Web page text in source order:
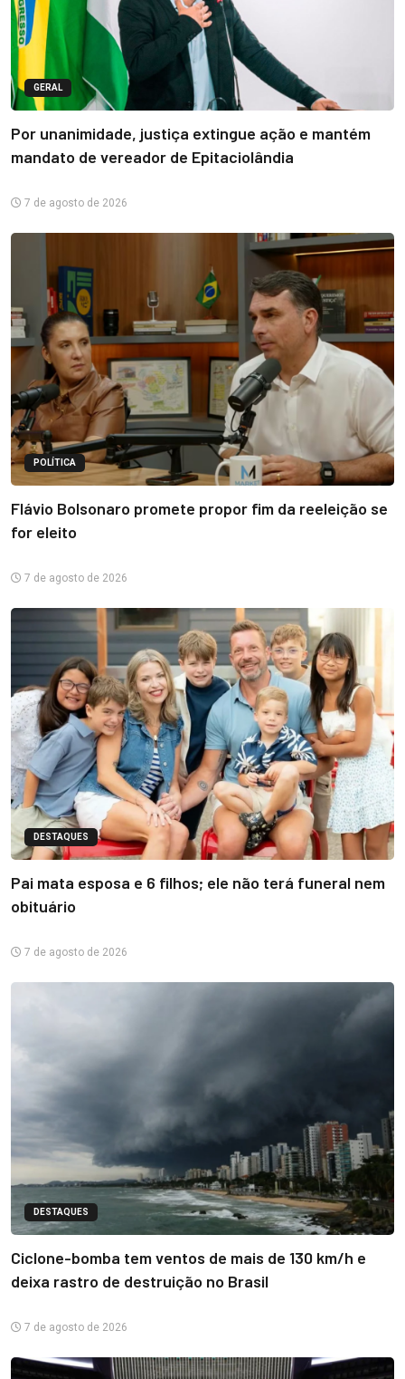
GERAL
Por unanimidade, justiça extingue ação e mantém
mandato de vereador de Epitaciolândia
7 de agosto de 2026
POLÍTICA
Flávio Bolsonaro promete propor fim da reeleição se
for eleito
7 de agosto de 2026
DESTAQUES
Pai mata esposa e 6 filhos; ele não terá funeral nem
obituário
7 de agosto de 2026
DESTAQUES
Ciclone-bomba tem ventos de mais de 130 km/h e
deixa rastro de destruição no Brasil
7 de agosto de 2026